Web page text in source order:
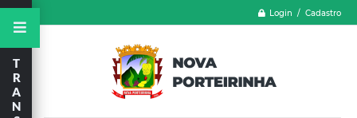
Login / Cadastro
T
R
A
N